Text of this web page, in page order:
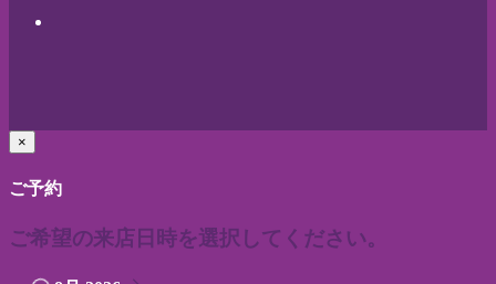
×
ご予約
ご希望の来店日時を選択してください。